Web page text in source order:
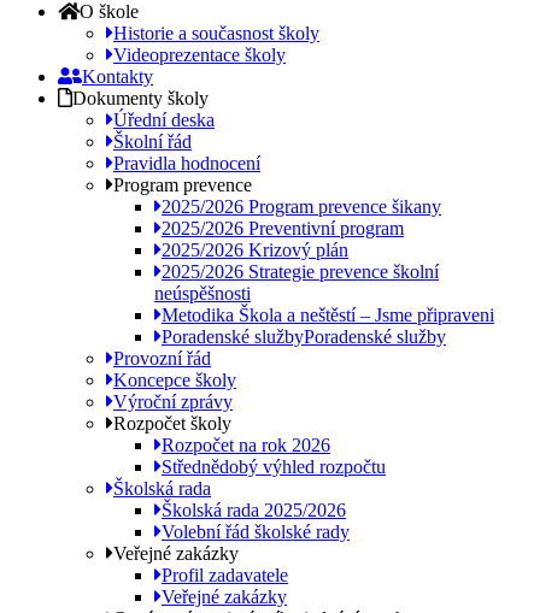
O škole
Historie a současnost školy
Videoprezentace školy
Kontakty
Dokumenty školy
Úřední deska
Školní řád
Pravidla hodnocení
Program prevence
2025/2026 Program prevence šikany
2025/2026 Preventivní program
2025/2026 Krizový plán
2025/2026 Strategie prevence školní
neúspěšnosti
Metodika Škola a neštěstí – Jsme připraveni
Poradenské službyPoradenské služby
Provozní řád
Koncepce školy
Výroční zprávy
Rozpočet školy
Rozpočet na rok 2026
Střednědobý výhled rozpočtu
Školská rada
Školská rada 2025/2026
Volební řád školské rady
Veřejné zakázky
Profil zadavatele
Veřejné zakázky